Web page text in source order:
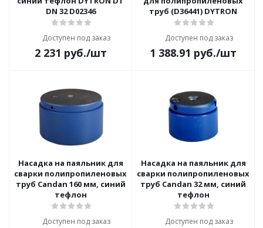
DN 32 D02346
Доступен под заказ
2 231 руб./шт
труб (D36441) DYTRON
Доступен под заказ
1 388.91 руб./шт
Насадка на паяльник для
сварки полипропиленовых
труб Candan 160 мм, синий
тефлон
Доступен под заказ
Насадка на паяльник для
сварки полипропиленовых
труб Candan 32 мм, синий
тефлон
Доступен под заказ